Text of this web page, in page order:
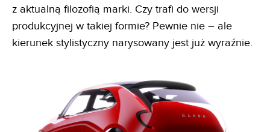
z aktualną filozofią marki. Czy trafi do wersji
produkcyjnej w takiej formie? Pewnie nie – ale
kierunek stylistyczny narysowany jest już wyraźnie.